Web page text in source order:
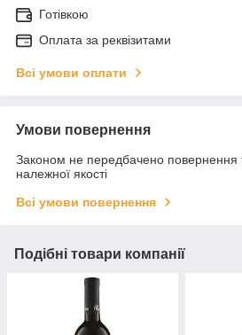
Готівкою
Оплата за реквізитами
Всі умови оплати
Умови повернення
Законом не передбачено повернення
належної якості
Всі умови повернення
Подібні товари компанії